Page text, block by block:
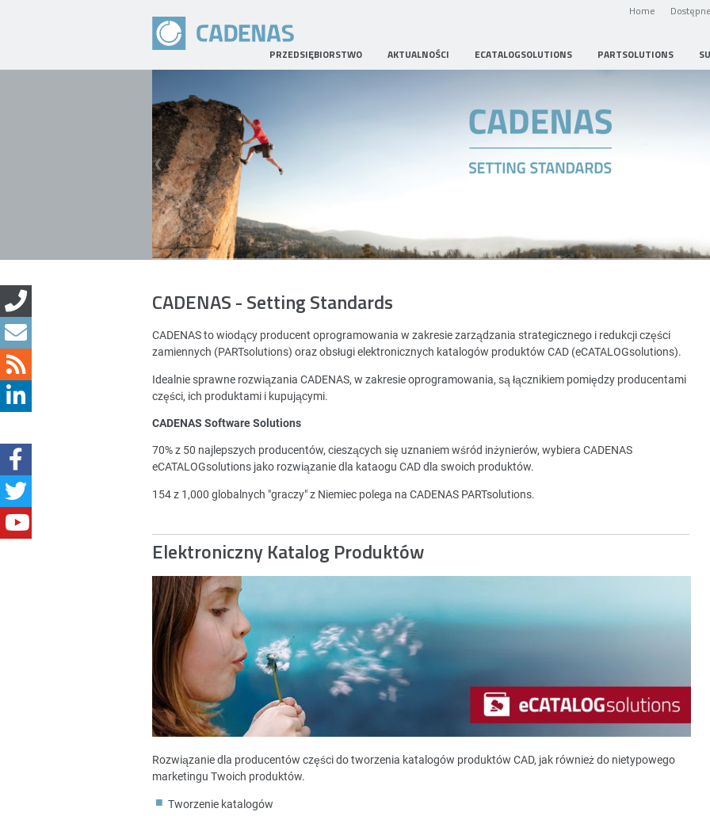
Home
PRZEDSIĘBIORSTWO AKTUALNOŚCI ECATALOGSOLUTIONS PARTSOLUTIONS
CADENAS - Setting Standards
CADENAS to wiodący producent oprogramowania w zakresie zarządzania strategicznego i redukcji części
zamiennych (PARTsolutions) oraz obsługi elektronicznych katalogów produktów CAD (eCATALOGsolutions).
Idealnie sprawne rozwiązania CADENAS, w zakresie oprogramowania, są łącznikiem pomiędzy producentami
części, ich produktami i kupującymi.
CADENAS Software Solutions
70% z 50 najlepszych producentów, cieszących się uznaniem wśród inżynierów, wybiera CADENAS
eCATALOGsolutions jako rozwiązanie dla kataogu CAD dla swoich produktów.
154 z 1,000 globalnych "graczy" z Niemiec polega na CADENAS PARTsolutions.
Elektroniczny Katalog Produktów
Rozwiązanie dla producentów części do tworzenia katalogów produktów CAD, jak również do nietypowego
marketingu Twoich produktów.
Tworzenie katalogów